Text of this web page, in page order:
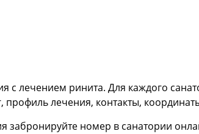
с лечением ринита. Для каждого
профиль лечения, контакты,
забронируйте номер в санатории